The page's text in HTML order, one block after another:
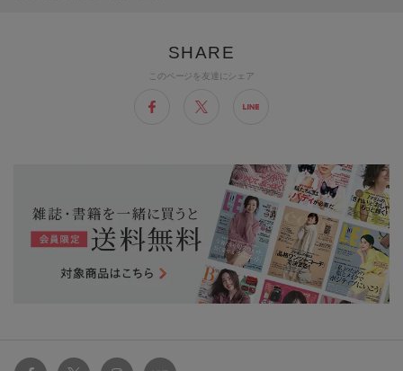
このページを友達にシェア